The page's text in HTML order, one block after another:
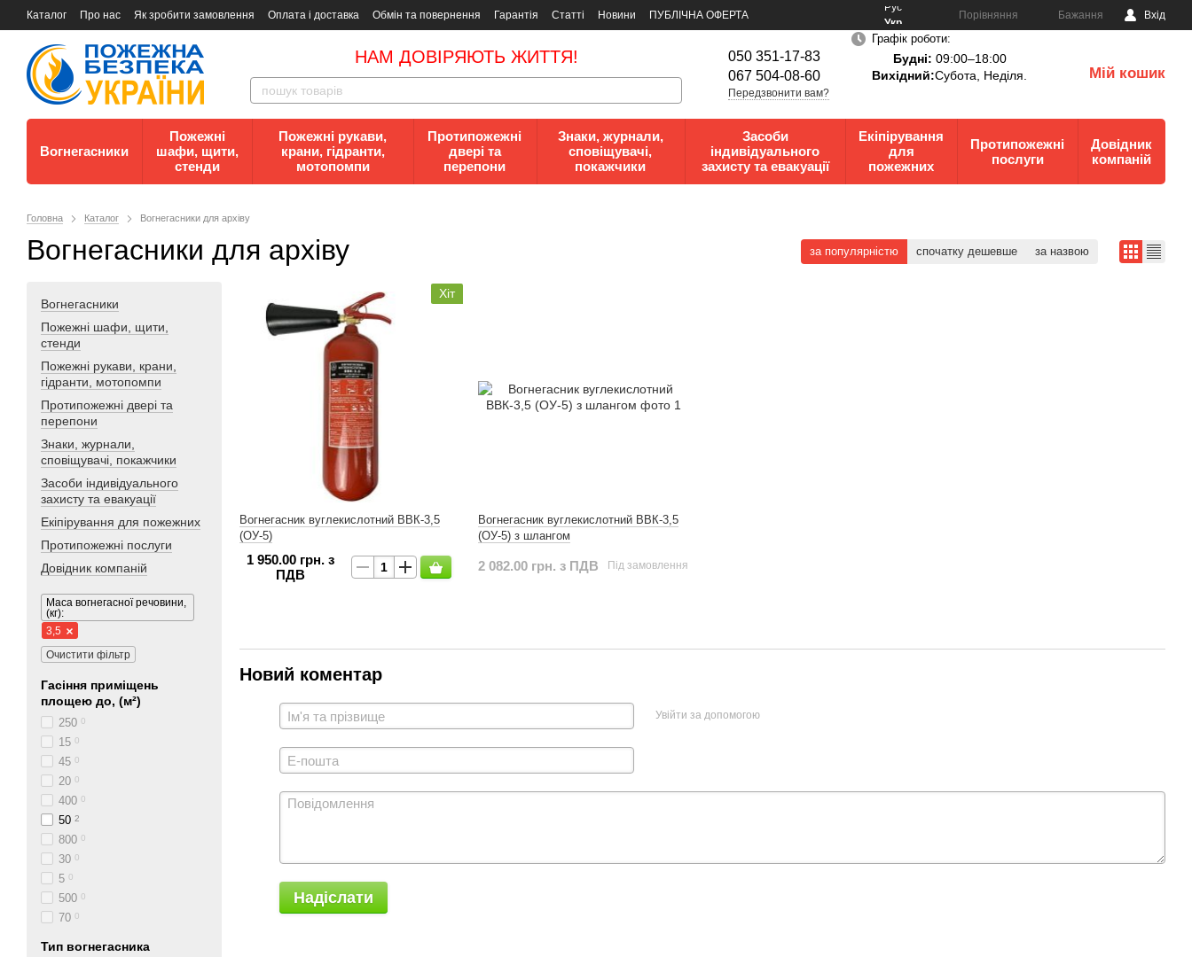
Каталог Про нас Як зробити замовлення Оплата і доставка Обмін та повернення Гарантія Статті Новини
ПУБЛІЧНА ОФЕРТА
Документи
Контакти Документи з пожежної безпеки
Рус
Укр
Порівняння Бажання Вхід
НАМ ДОВІРЯЮТЬ ЖИТТЯ!
050 351-17-83
067 504-08-60
Передзвонити вам?
Графік роботи:
Будні: 09:00–18:00
Вихідний:Субота, Неділя. Мій кошик
Вогнегасники
Пожежні
шафи, щити,
стенди
Пожежні рукави,
крани, гідранти,
мотопомпи
Протипожежні
двері та
перепони
Знаки, журнали,
сповіщувачі,
покажчики
Засоби
індивідуального
захисту та евакуації
Екіпірування
для
пожежних
Протипожежні
послуги
Довідник
компаній
Головна Каталог Вогнегасники для архіву
Вогнегасники для архіву за популярністю спочатку дешевше за назвою
Хіт
Вогнегасник вуглекислотний ВВК-3,5
(ОУ-5)
1 950.00 грн. з
ПДВ
Вогнегасник вуглекислотний ВВК-3,5
(ОУ-5) з шлангом
2 082.00 грн. з ПДВ Під замовлення
Новий коментар
Увійти за допомогою
Надіслати
Вогнегасники
Пожежні шафи, щити,
стенди
Пожежні рукави, крани,
гідранти, мотопомпи
Протипожежні двері та
перепони
Знаки, журнали,
сповіщувачі, покажчики
Засоби індивідуального
захисту та евакуації
Екіпірування для пожежних
Протипожежні послуги
Довідник компаній
Маса вогнегасної речовини,
(кг):
3,5
Очистити фільтр
Гасіння приміщень
площею до, (м²)
250 0
15 0
45 0
20 0
400 0
50 2
800 0
30 0
5 0
500 0
70 0
Тип вогнегасника